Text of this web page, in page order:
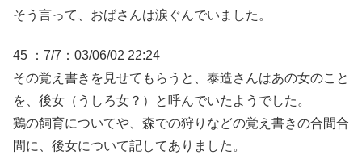
そう言って、おばさんは涙ぐんでいました。
45 ：7/7：03/06/02 22:24
その覚え書きを見せてもらうと、泰造さんはあの女のこと
を、後女（うしろ女？）と呼んでいたようでした。
鶏の飼育についてや、森での狩りなどの覚え書きの合間合
間に、後女について記してありました。